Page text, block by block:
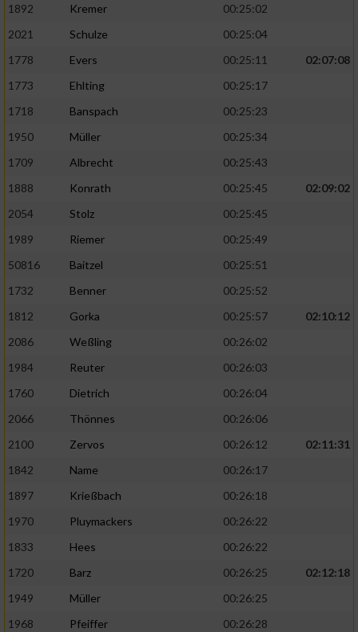
1892 Kremer
00:25:02
2021
Schulze
00:25:04
1778
Evers 00:25:11
02:07:08
1773
Ehlting
00:25:17
1718
Banspach
00:25:23
1950
Müller
00:25:34
1709
Albrecht
00:25:43
1888
Konrath 00:25:45
02:09:02
2054
Stolz
00:25:45
1989
Riemer
00:25:49
50816
Baitzel
00:25:51
1732
Benner
00:25:52
1812
Gorka 00:25:57
02:10:12
2086
Weßling
00:26:02
1984
Reuter
00:26:03
1760
Dietrich
00:26:04
2066
Thönnes
00:26:06
2100
Zervos 00:26:12
02:11:31
1842
Name
00:26:17
1897
Krießbach
00:26:18
1970
Pluymackers
00:26:22
1833
Hees
00:26:22
1720
Barz 00:26:25
02:12:18
1949
Müller
00:26:25
1968
Pfeiffer
00:26:28